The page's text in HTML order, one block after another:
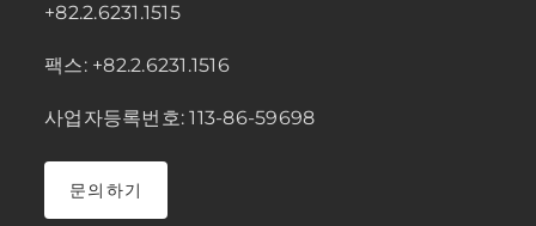
+82.2.6231.1515
팩스: +82.2.6231.1516
사업자등록번호: 113-86-59698
문의하기